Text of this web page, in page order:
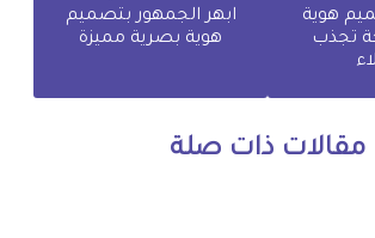
هوية
تجذب
ابهر الجمهور بتصميم
هوية بصرية مميزة
مقالات ذات صلة